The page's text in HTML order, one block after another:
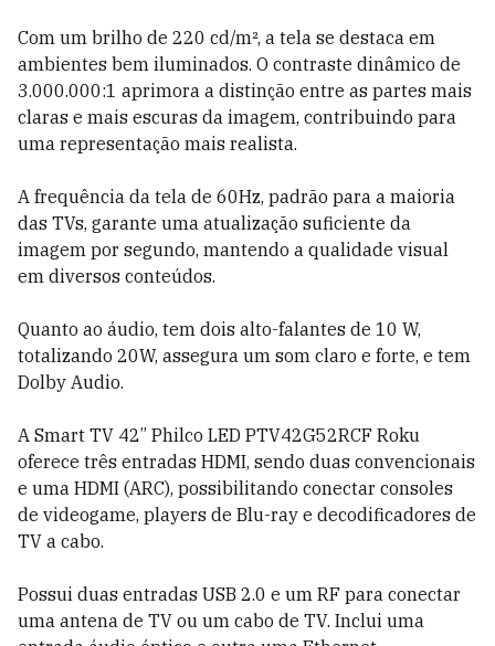
Com um brilho de 220 cd/m², a tela se destaca em
ambientes bem iluminados. O contraste dinâmico de
3.000.000:1 aprimora a distinção entre as partes mais
claras e mais escuras da imagem, contribuindo para
uma representação mais realista.
A frequência da tela de 60Hz, padrão para a maioria
das TVs, garante uma atualização suficiente da
imagem por segundo, mantendo a qualidade visual
em diversos conteúdos.
Quanto ao áudio, tem dois alto-falantes de 10 W,
totalizando 20W, assegura um som claro e forte, e tem
Dolby Audio.
A Smart TV 42” Philco LED PTV42G52RCF Roku
oferece três entradas HDMI, sendo duas convencionais
e uma HDMI (ARC), possibilitando conectar consoles
de videogame, players de Blu-ray e decodificadores de
TV a cabo.
Possui duas entradas USB 2.0 e um RF para conectar
uma antena de TV ou um cabo de TV. Inclui uma